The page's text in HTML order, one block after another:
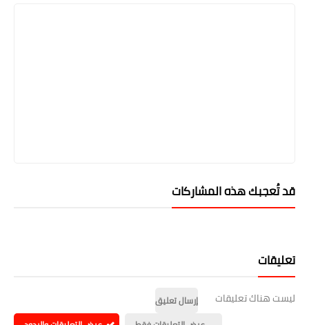
قد تُعجبك هذه المشاركات
تعليقات
ليست هناك تعليقات
إرسال تعليق